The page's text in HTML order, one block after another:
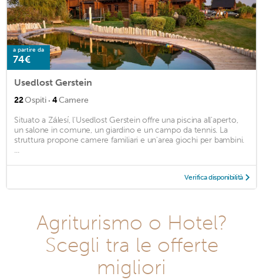
a partire da
74€
Usedlost Gerstein
22Ospiti · 4Camere
Situato a Zálesí, l'Usedlost Gerstein offre una piscina all'aperto,
un salone in comune, un giardino e un campo da tennis. La
struttura propone camere familiari e un'area giochi per bambini.
...
Verifica disponibilità
Agriturismo o Hotel?
Scegli tra le offerte
migliori